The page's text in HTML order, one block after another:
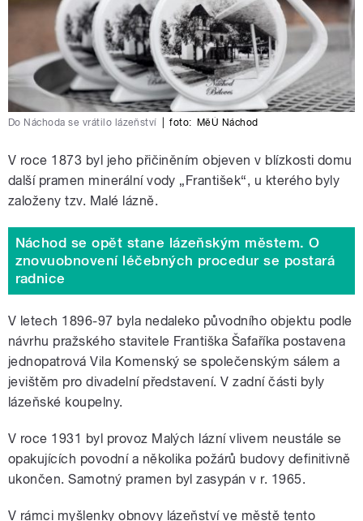
Do Náchoda se vrátilo lázeňství foto: MěÚ Náchod
V roce 1873 byl jeho přičiněním objeven v blízkosti domu
další pramen minerální vody „František“, u kterého byly
založeny tzv. Malé lázně.
Náchod se opět stane lázeňským městem. O
znovuobnovení léčebných procedur se postará
radnice
V letech 1896-97 byla nedaleko původního objektu podle
návrhu pražského stavitele Františka Šafaříka postavena
jednopatrová Vila Komenský se společenským sálem a
jevištěm pro divadelní představení. V zadní části byly
lázeňské koupelny.
V roce 1931 byl provoz Malých lázní vlivem neustále se
opakujících povodní a několika požárů budovy definitivně
ukončen. Samotný pramen byl zasypán v r. 1965.
V rámci myšlenky obnovy lázeňství ve městě tento